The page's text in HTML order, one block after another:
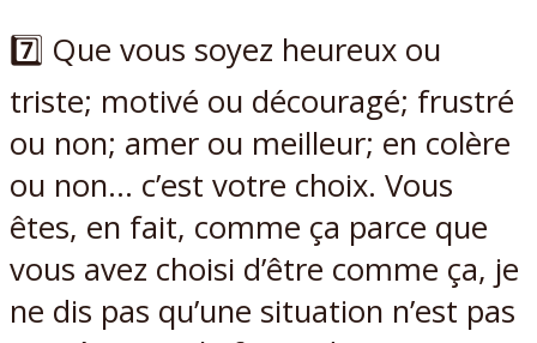
7️⃣ Que vous soyez heureux ou
triste; motivé ou découragé; frustré
ou non; amer ou meilleur; en colère
ou non… c’est votre choix. Vous
êtes, en fait, comme ça parce que
vous avez choisi d’être comme ça, je
ne dis pas qu’une situation n’est pas